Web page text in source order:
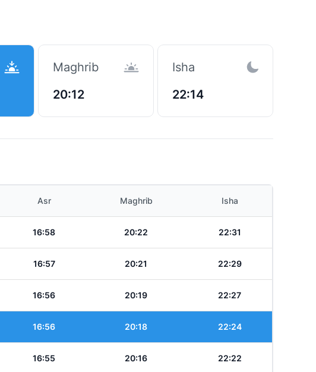
Maghrib
20:12
Isha
22:14
Asr Maghrib Isha
16:58 20:22 22:31
16:57 20:21 22:29
16:56 20:19 22:27
16:56 20:18 22:24
16:55 20:16 22:22